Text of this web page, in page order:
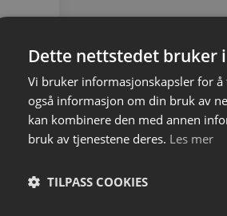
Dette nettstedet bruker
Vi bruker informasjonskapsler for
også informasjon om din bruk av
kan kombinere den med annen
bruk av tjenestene deres. Les mer
TILPASS COOKIES